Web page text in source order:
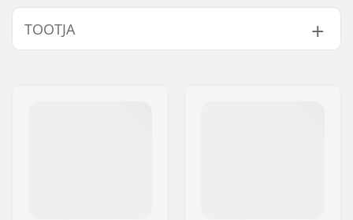
Ratta läbimõõt:
20"
Tükid pakendi kohta:
TOOTJA